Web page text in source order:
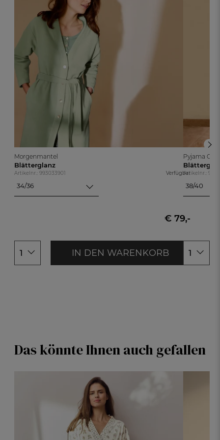
Morgenmantel
Blätterglanz
Artikelnr.: 993033901 Verfügbar
34/36
€ 79,-
1 IN DEN WARENKORB
Pyjama
Artikelnr.:
38/40
1
Das könnte Ihnen auch gefallen